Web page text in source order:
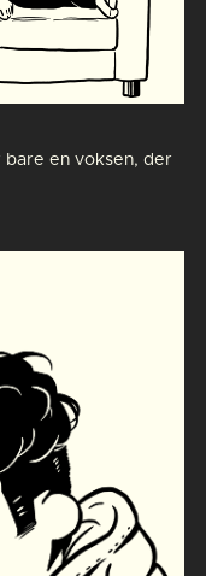
bare en voksen, der